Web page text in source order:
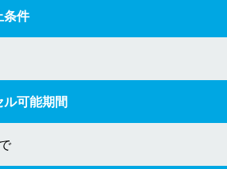
条件
ル可能期間